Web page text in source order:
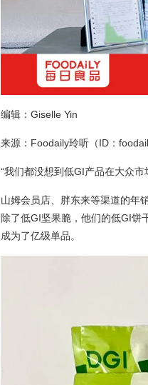
编辑：Giselle Yin
来源：Foodaily玲听（ID：
“我们都没想到低GI产品在大众
山姆会员店、胖东来等渠道的年
除了低GI坚果脆，他们的低GI饼
成为了亿级单品。